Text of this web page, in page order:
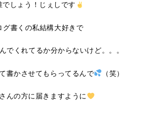
でしょう！じぇしです
グ書くの私結構大好きで
でくれてるか分からないけど。。。
書かさせてもらってるんで （笑）
んの方に届きますように